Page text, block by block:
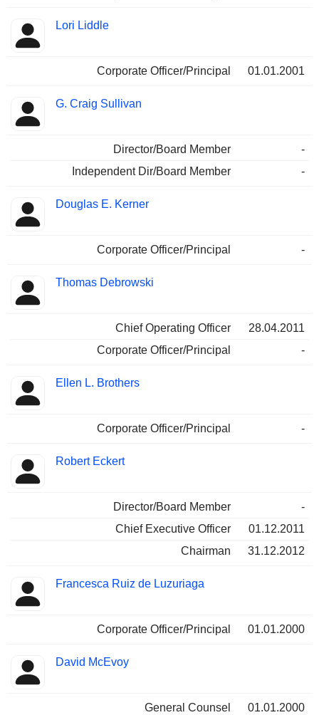
Lori Liddle
Corporate Officer/Principal 01.01.2001
G. Craig Sullivan
Director/Board Member
-
Independent Dir/Board Member
-
Douglas E. Kerner
Corporate Officer/Principal -
Thomas Debrowski
Chief Operating Officer
28.04.2011
Corporate Officer/Principal
-
Ellen L. Brothers
Corporate Officer/Principal -
Robert Eckert
Director/Board Member
-
Chief Executive Officer
01.12.2011
Chairman
31.12.2012
Francesca Ruiz de Luzuriaga
Corporate Officer/Principal 01.01.2000
David McEvoy
General Counsel 01.01.2000